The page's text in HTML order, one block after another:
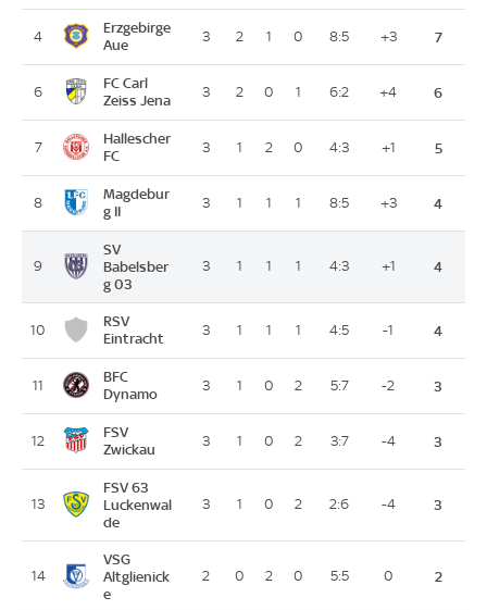
4
Erzgebirge
Aue
3 2 1 0 8:5 +3 7
6
FC Carl
Zeiss Jena
3 2 0 1 6:2 +4 6
7
Hallescher
FC
3 1 2 0 4:3 +1 5
8
Magdebur
g II
3 1 1 1 8:5 +3 4
9
SV
Babelsber
g 03
3 1 1 1 4:3 +1 4
10
RSV
Eintracht
3 1 1 1 4:5 -1 4
11
BFC
Dynamo
3 1 0 2 5:7 -2 3
12
FSV
Zwickau
3 1 0 2 3:7 -4 3
13
FSV 63
Luckenwal
de
3 1 0 2 2:6 -4 3
14
VSG
Altglienick
e
2 0 2 0 5:5 0 2